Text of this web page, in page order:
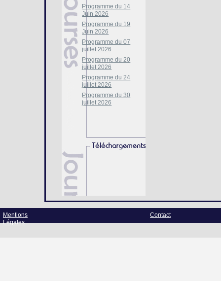
Programme du 14
Juin 2026
Programme du 19
Juin 2026
Programme du 07
juillet 2026
Programme du 20
juillet 2026
Programme du 24
juillet 2026
Programme du 30
juillet 2026
Mentions
Légales
Contact